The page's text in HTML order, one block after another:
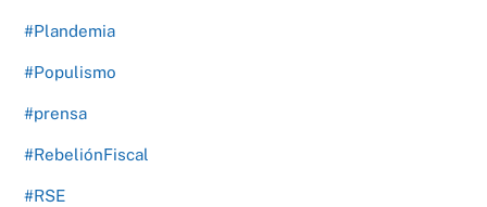
#Plandemia
#Populismo
#prensa
#RebeliónFiscal
#RSE